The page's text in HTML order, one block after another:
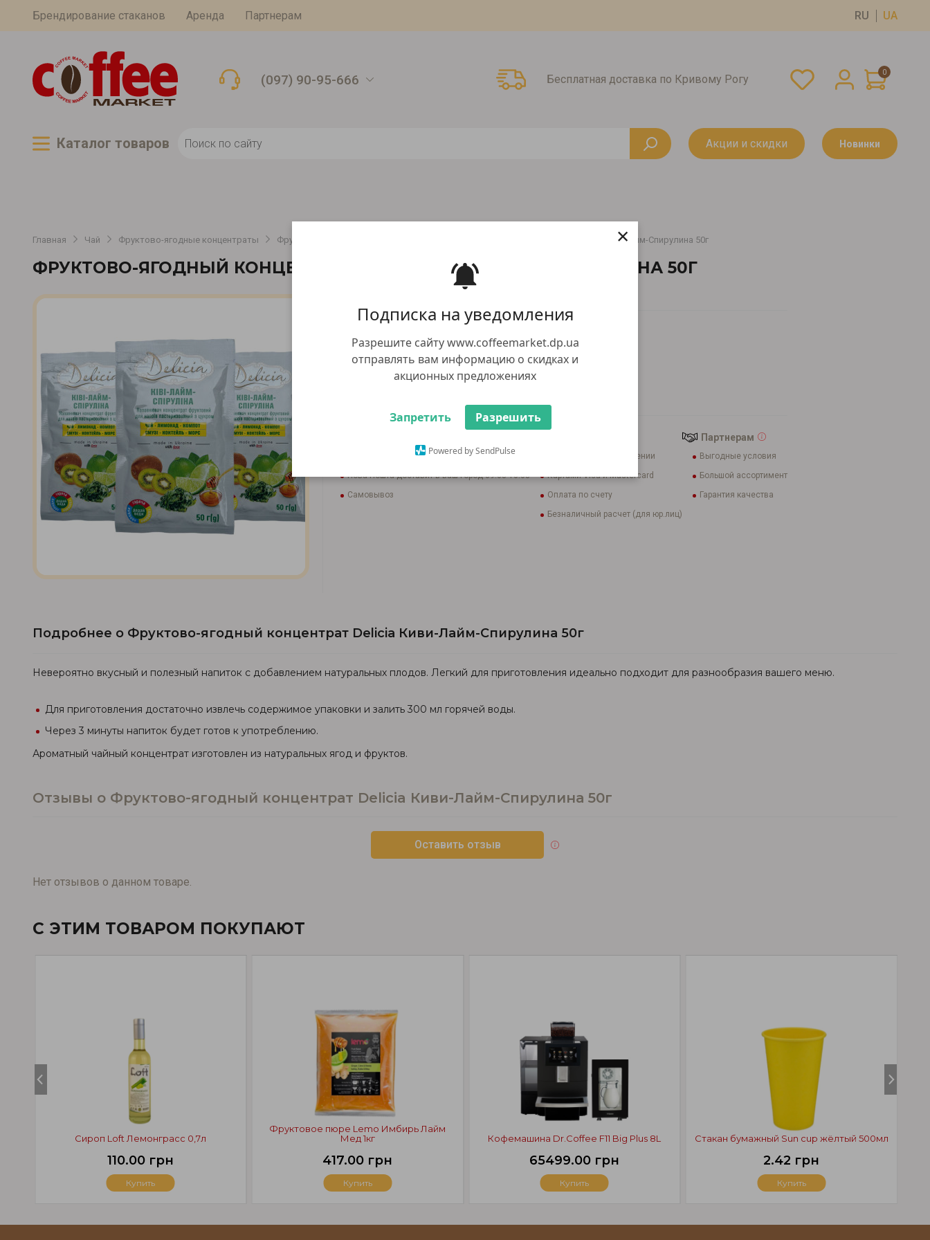
Подписка на уведомления
Разрешите сайту www.coffeemarket.dp.ua
отправлять вам информацию о скидках и
акционных предложениях
Запретить Разрешить
Powered by SendPulse
×
Брендирование стаканов Аренда Партнерам RU UA
(097) 90-95-666 Бесплатная доставка по Кривому Рогу
0
Каталог товаров Акции и скидки Новинки
Главная Чай Фруктово-ягодные концентраты Фруктово-ягодные концентраты Фруктово-ягодный концентрат Delicia Киви-Лайм-Спирулина 50г
ФРУКТОВО-ЯГОДНЫЙ КОНЦЕНТРАТ DELICIA КИВИ-ЛАЙМ-СПИРУЛИНА 50Г
23.00 грн
+ 1 грн бонусов, за каждые 100
грн покупки
Войти в кабинет
Бренд
Курьер в Кривом Роге доставит завтра
Нова Пошта доставит в ваш город 09.08-10.08
Самовывоз
Наличными при получении
Картами Visa и Mastercard
Оплата по счету
Безналичный расчет (для юр.лиц)
Партнерам
Выгодные условия
Большой ассортимент
Гарантия качества
Подробнее о Фруктово-ягодный концентрат Delicia Киви-Лайм-Спирулина 50г
Невероятно вкусный и полезный напиток с добавлением натуральных плодов. Легкий для приготовления идеально подходит для разнообразия вашего меню.
Для приготовления достаточно извлечь содержимое упаковки и залить 300 мл горячей воды.
Через 3 минуты напиток будет готов к употреблению.
Ароматный чайный концентрат изготовлен из натуральных ягод и фруктов.
Отзывы о Фруктово-ягодный концентрат Delicia Киви-Лайм-Спирулина 50г
Оставить отзыв
Нет отзывов о данном товаре.
С ЭТИМ ТОВАРОМ ПОКУПАЮТ
Стакан бумажный Sun cup жёлтый 500мл
2.42 грн
Купить
Сироп Loft Лемонграсс 0,7л
110.00 грн
Купить
Фруктовое пюре Lemo Имбирь Лайм
Мед 1кг
417.00 грн
Купить
Кофемашина Dr.Coffee F11 Big Plus 8L
65499.00 грн
Купить